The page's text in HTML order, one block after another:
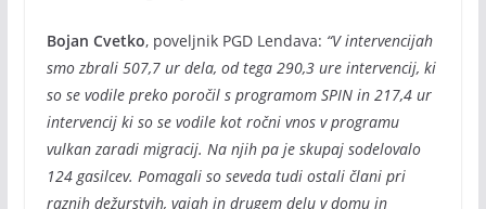
Bojan Cvetko, poveljnik PGD Lendava: “V intervencijah
smo zbrali 507,7 ur dela, od tega 290,3 ure intervencij, ki
so se vodile preko poročil s programom SPIN in 217,4 ur
intervencij ki so se vodile kot ročni vnos v programu
vulkan zaradi migracij. Na njih pa je skupaj sodelovalo
124 gasilcev. Pomagali so seveda tudi ostali člani pri
raznih dežurstvih, vajah in drugem delu v domu in